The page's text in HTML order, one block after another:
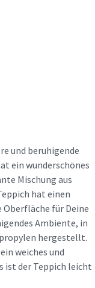
und beruhigende
ein wunderschönes
Mischung aus
hat einen
für Deine
Ambiente, in
hergestellt.
weiches und
ist der Teppich leicht